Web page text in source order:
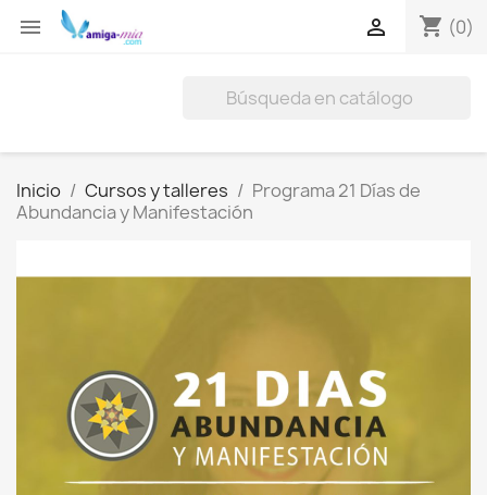
 shopping_cart (0)

Inicio Cursos y talleres
Programa 21 Días de
Abundancia y Manifestación